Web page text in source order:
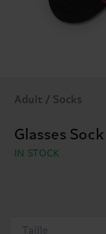
Adult / Socks
Glasses Sock
IN STOCK
Taille